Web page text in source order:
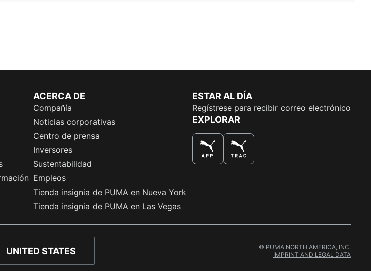
ACERCA DE
Compañía
Noticias corporativas
Centro de prensa
Inversores
Sustentabilidad
Empleos
Tienda insignia de PUMA en Nueva York
Tienda insignia de PUMA en Las Vegas
ESTAR AL DÍA
Regístrese para recibir correo electrónico
EXPLORAR
UNITED STATES
© PUMA NORTH AMERICA, INC.
IMPRINT AND LEGAL DATA